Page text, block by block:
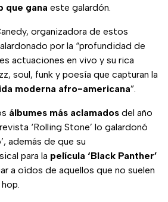
que gana este galardón.
organizadora de estos
por la “profundidad de
actuaciones en vivo y su rica
soul, funk y poesía que capturan la
moderna afro-americana”.
álbumes más aclamados del año
‘Rolling Stone’ lo galardonó
además de que su
para la película ‘Black Panther’
a oídos de aquellos que no suelen